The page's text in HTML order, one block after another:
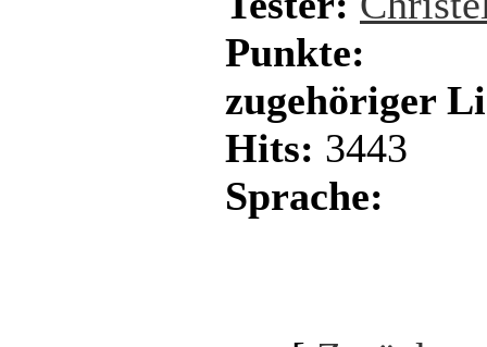
Punkte:
zugehöriger
Hits: 3443
Sprache: